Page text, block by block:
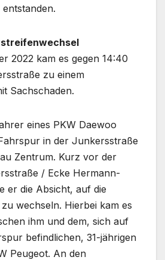
2022 kam es gegen 14:40
zu einem
Sachschaden.
eines PKW Daewoo
in der Junkersstraße
Zentrum. Kurz vor der
/ Ecke Hermann-
er die Absicht, auf die
wechseln. Hierbei kam es
ihm und dem, sich auf
befindlichen, 31-jährigen
Peugeot. An den